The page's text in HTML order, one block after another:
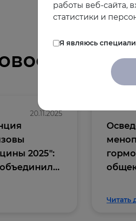
Читать
20.11.2025
2025":
работы веб-сайта,
статистики и
Я являюсь